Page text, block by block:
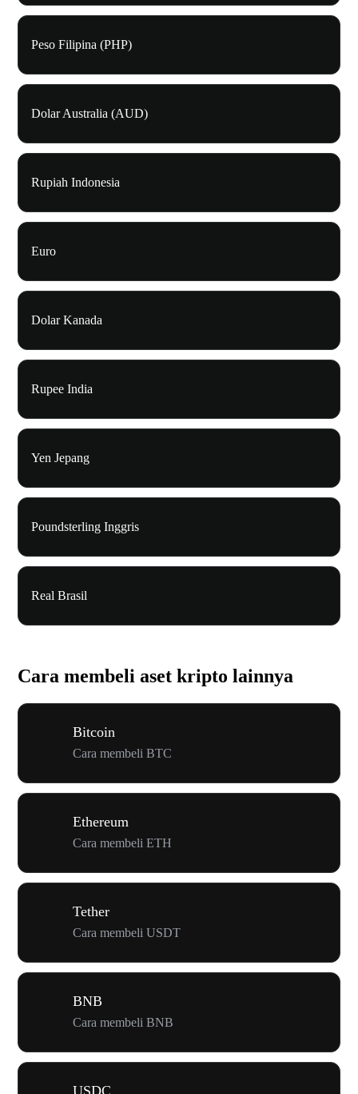
Peso Filipina (PHP)
Dolar Australia (AUD)
Rupiah Indonesia
Euro
Dolar Kanada
Rupee India
Yen Jepang
Poundsterling Inggris
Real Brasil
Cara membeli aset kripto lainnya
Bitcoin
Cara membeli BTC
Ethereum
Cara membeli ETH
Tether
Cara membeli USDT
BNB
Cara membeli BNB
USDC